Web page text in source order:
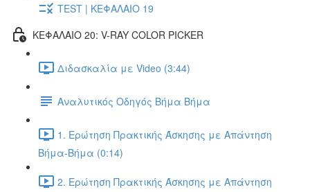
TEST | ΚΕΦΑΛΑΙΟ 19
ΚΕΦΑΛΑΙΟ 20: V-RAY COLOR PICKER
Διδασκαλία με Video (3:44)
Αναλυτικός Οδηγός Βήμα Βήμα
1. Ερώτηση Πρακτικής Άσκησης με Απάντηση
Βήμα-Βήμα (0:14)
2. Ερώτηση Πρακτικής Άσκησης με Απάντηση